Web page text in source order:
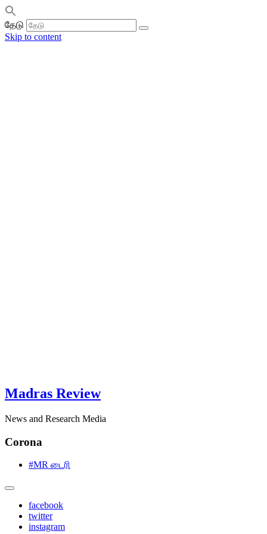
தேடு
Skip to content
Madras Review
News and Research Media
Corona
#MR டைரி
facebook
twitter
instagram